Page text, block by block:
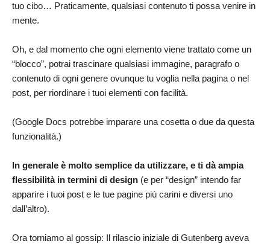
tuo cibo… Praticamente, qualsiasi contenuto ti possa venire in
mente.
Oh, e dal momento che ogni elemento viene trattato come un
“blocco”, potrai trascinare qualsiasi immagine, paragrafo o
contenuto di ogni genere ovunque tu voglia nella pagina o nel
post, per riordinare i tuoi elementi con facilità.
(Google Docs potrebbe imparare una cosetta o due da questa
funzionalità.)
In generale è molto semplice da utilizzare, e ti dà ampia
flessibilità in termini di design (e per “design” intendo far
apparire i tuoi post e le tue pagine più carini e diversi uno
dall’altro).
Ora torniamo al gossip: Il rilascio iniziale di Gutenberg aveva